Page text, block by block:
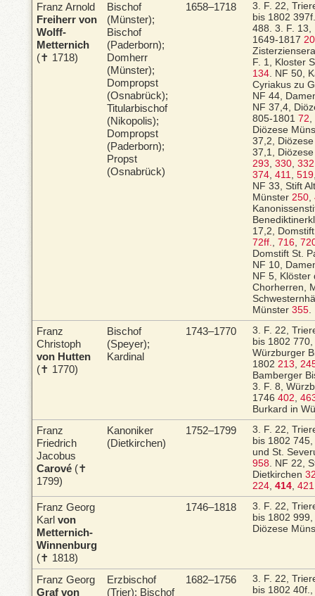
Franz Arnold
Freiherr von
Wolff-
Metternich
(✝ 1718)
Bischof
(Münster);
Bischof
(Paderborn);
Domherr
(Münster);
Dompropst
(Osnabrück);
Titularbischof
(Nikopolis);
Dompropst
(Paderborn);
Propst
(Osnabrück)
1658–1718
3. F. 22,
bis 1802
488. 3. F. 13,
1649-1817
F. 1, Kloster
134. NF 50,
Cyriakus zu
NF 44,
NF 37,4,
805-1801 72,
Diözese
37,2,
37,1,
293, 330, 332
374, 411, 519
NF 33, Stift
Münster 250,
17,2,
72ff., 716,
Domstift St.
NF 10,
NF 5, Klöster
Chorherren,
Münster 355.
Franz
Christoph
von Hutten
(✝ 1770)
Bischof
(Speyer);
Kardinal
1743–1770
3. F. 22,
bis 1802
Würzburger
1802 213,
Bamberger
3. F. 8,
1746 402,
Burkard in
Franz
Friedrich
Jacobus
Carové (✝
1799)
Kanoniker
(Dietkirchen)
1752–1799
3. F. 22,
bis 1802
und St.
958. NF 22,
Dietkirchen
224, 414, 421
Franz Georg
Karl von
Metternich-
Winnenburg
(✝ 1818)
1746–1818
3. F. 22,
bis 1802
Diözese
Franz Georg
Graf von
Erzbischof
(Trier); Bischof
1682–1756
3. F. 22,
bis 1802